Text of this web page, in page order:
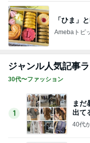
「ひま」
Amebaトピ
ジャンル人気記事
30代〜ファッション
1
ま
出て
40代
ッシ